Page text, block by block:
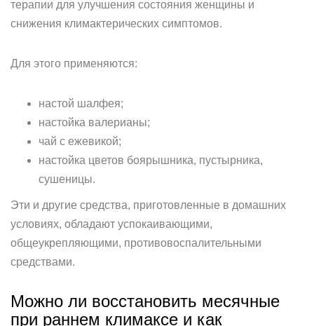
терапии для улучшения состояния женщины и
снижения климактерических симптомов.
Для этого применяются:
настой шалфея;
настойка валерианы;
чай с ежевикой;
настойка цветов боярышника, пустырника,
сушеницы.
Эти и другие средства, приготовленные в домашних
условиях, обладают успокаивающими,
общеукрепляющими, противовоспалительными
средствами.
Можно ли восстановить месячные
при раннем климаксе и как